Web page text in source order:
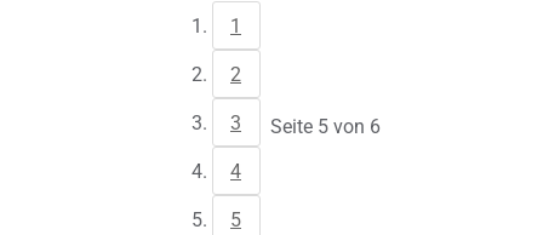
1
2
3
4
5
Seite 5 von 6